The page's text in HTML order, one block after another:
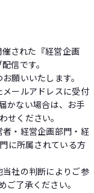
された『経営企画
信です。
願いいたします。
ールアドレスに受付
かない場合は、お手
せください。
・経営企画部門・経
に所属されている方
社の判断によりご参
ご了承ください。